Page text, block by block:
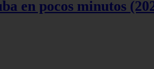
en pocos minutos